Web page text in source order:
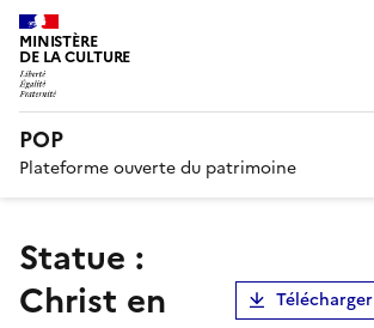
MINISTÈRE
DE LA CULTURE
POP
Plateforme ouverte du patrimoine
statue :
Christ en
Télécharger